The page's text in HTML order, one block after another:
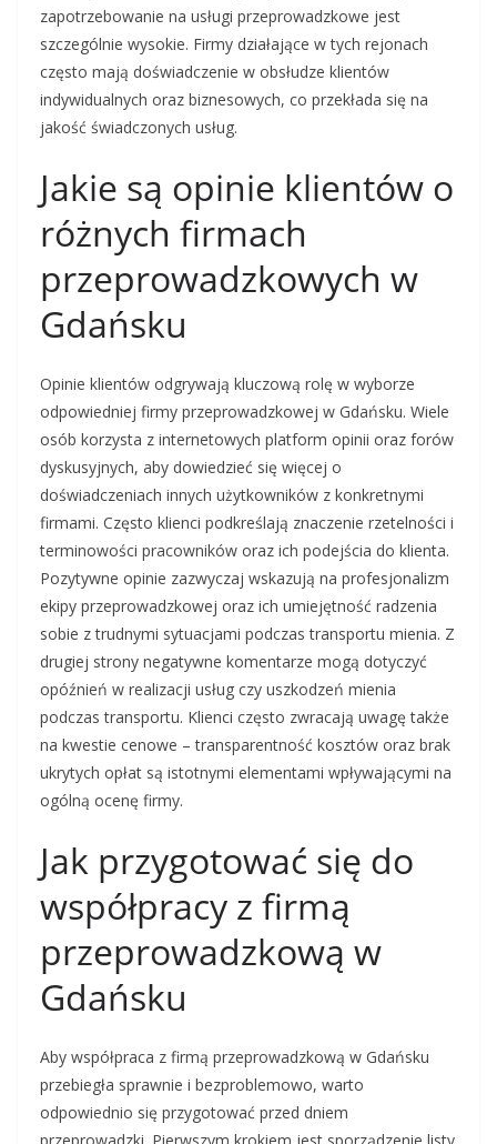
zapotrzebowanie na usługi przeprowadzkowe jest
szczególnie wysokie. Firmy działające w tych rejonach
często mają doświadczenie w obsłudze klientów
indywidualnych oraz biznesowych, co przekłada się na
jakość świadczonych usług.
Jakie są opinie klientów o
różnych firmach
przeprowadzkowych w
Gdańsku
Opinie klientów odgrywają kluczową rolę w wyborze
odpowiedniej firmy przeprowadzkowej w Gdańsku. Wiele
osób korzysta z internetowych platform opinii oraz forów
dyskusyjnych, aby dowiedzieć się więcej o
doświadczeniach innych użytkowników z konkretnymi
firmami. Często klienci podkreślają znaczenie rzetelności i
terminowości pracowników oraz ich podejścia do klienta.
Pozytywne opinie zazwyczaj wskazują na profesjonalizm
ekipy przeprowadzkowej oraz ich umiejętność radzenia
sobie z trudnymi sytuacjami podczas transportu mienia. Z
drugiej strony negatywne komentarze mogą dotyczyć
opóźnień w realizacji usług czy uszkodzeń mienia
podczas transportu. Klienci często zwracają uwagę także
na kwestie cenowe – transparentność kosztów oraz brak
ukrytych opłat są istotnymi elementami wpływającymi na
ogólną ocenę firmy.
Jak przygotować się do
współpracy z firmą
przeprowadzkową w
Gdańsku
Aby współpraca z firmą przeprowadzkową w Gdańsku
przebiegła sprawnie i bezproblemowo, warto
odpowiednio się przygotować przed dniem